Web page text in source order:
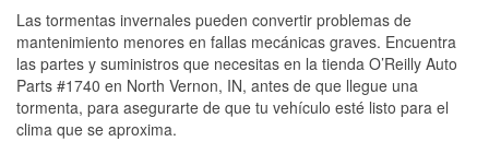
Las tormentas invernales pueden convertir problemas de
mantenimiento menores en fallas mecánicas graves. Encuentra
las partes y suministros que necesitas en la tienda O’Reilly Auto
Parts #1740 en North Vernon, IN, antes de que llegue una
tormenta, para asegurarte de que tu vehículo esté listo para el
clima que se aproxima.